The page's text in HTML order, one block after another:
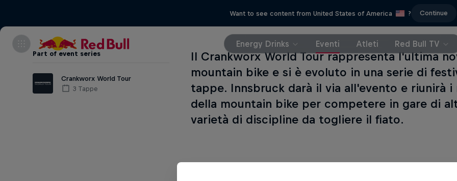
Want to see content from United States of America ? Continue
Energy Drinks Eventi Atleti Red Bull TV
Part of event series
Crankworx World Tour
3 Tappe
Il Crankworx World Tour rappresenta l'ultima
mountain bike e si è evoluto in una serie di
tappe. Innsbruck darà il via all'evento e riunirà
della mountain bike per competere in gare di
varietà di discipline da togliere il fiato.